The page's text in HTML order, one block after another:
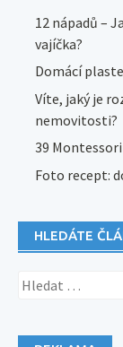
12 nápadů –
vajíčka?
Domácí
Víte, jaký je
nemovitosti?
39
Foto recept:
HLEDÁTE
Vyhledávání